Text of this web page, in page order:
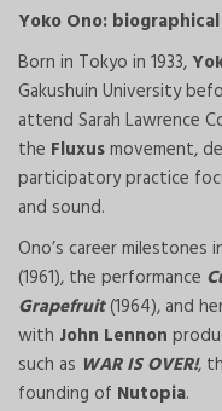
Yoko Ono:
Born in Tokyo in 1933,
Gakushuin University
attend Sarah Lawrence
the Fluxusmovement,
participatory practice
and sound.
Ono’s career milestones
(1961), the performance
Grapefruit(1964), and
with John Lennon
such as WAR IS OVER!,
founding of Nutopia.